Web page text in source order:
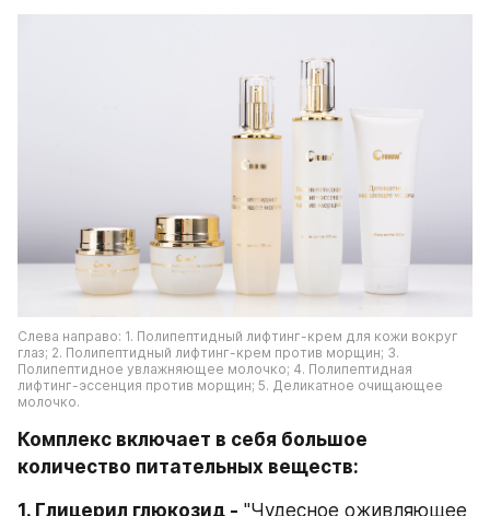
Слева направо: 1. Полипептидный лифтинг-крем для кожи вокруг
глаз; 2. Полипептидный лифтинг-крем против морщин; 3.
Полипептидное увлажняющее молочко; 4. Полипептидная
лифтинг-эссенция против морщин; 5. Деликатное очищающее
молочко.
Комплекс включает в себя большое
количество питательных веществ:
1. Глицерил глюкозид - "Чудесное оживляющее